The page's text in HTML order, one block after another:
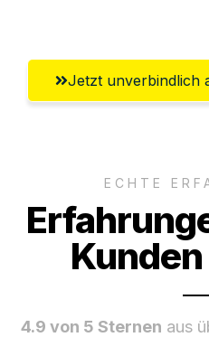
Jetzt unverbindlich
ECHTE
4.9 von 5 Sternen aus